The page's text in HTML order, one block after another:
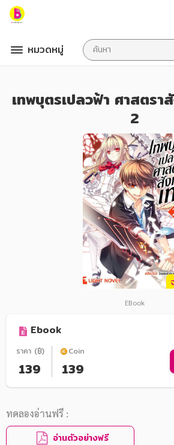
หมวดหมู่
เทพบุตรเปลวฟ้า ศาสตรา
2
EBook
Ebook
ราคา (฿)
139
Coin
139
ทดลองอ่านฟรี :
อ่านตัวอย่างฟรี